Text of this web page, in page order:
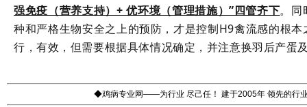
强免疫（营养支持）+ 优环境（管理措施）”四管齐下。同
种和严格生物安全之上的预防，才是控制H9禽流感的根
行，有效，但需要根据具体情况确定，并注意换羽后产蛋
◆鸡病专业网——为行业 尽己任！ 建于2005年 领先的行